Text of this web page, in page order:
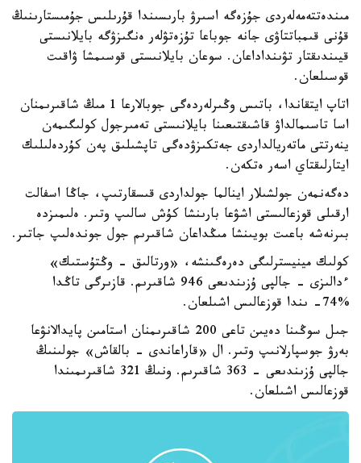
مىندەتتەمەلەردى جۇزەگە اسىرۋ بارىسىندا قۇرىلىس جۇمىستارىنىڭ
قۇنى قىمباتتاۋى جانە جوباعا تۇزەتۋلەر ەنگىزۋگە بايلانىستى
قيىندىقتار تۋىنداداعان. سوعان بايلانىستى قوسىمشا ۋاقىت
قوسىلعان.
اتاپ ايتقاندا، باتىس وڭىرلەردەگى جوبالارعا 1 مىڭ شاقىرىمنان
اسا تاسىمالداۋ قاشىقتىعىنا بايلانىستى تەمىرجول كولىگىمەن
ينەرتتى ماتەريالداردى جەتكىزۋدەگى تاپشىلىق پەن كۇردەلىلىك
ايتارلىقتاي اسەر ەتكەن.
دەگەنمەن جولشىلار اينالما جولداردى قىسقارتىپ، جاڭا اسفالت
ارقىلى قوزعالىستى اشۋعا بارىنشا كۇش سالىپ وتىر. ەلىمىزدە
بىرنەشە باعىت بويىنشا مىڭداعان شاقىرىم جول جوندەلىپ جاتىر.
كولىك مينيسترلىگى دەرەگىنشە، «ورتالىق - وڭتۇستىك»
ءدالىزى - جالپى ۇزىندىعى 946 شاقىرىم. قازىرگى تاڭدا
%74- ىندا قوزعالىس اشىلعان.
جىل سوڭىنا دەيىن تاعى 200 شاقىرىمنان استامىن پايدالانۋعا
بەرۋ جوسپارلانىپ وتىر. ال «قاراعاندى - بالقاش» جولىنىڭ
جالپى ۇزىندىعى - 363 شاقىرىم. ونىڭ 321 شاقىرىمىندا
قوزعالىس اشىلعان.